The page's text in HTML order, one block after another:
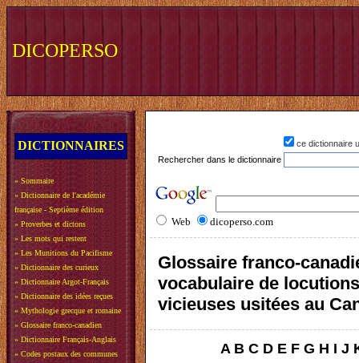
DICOPERSO
DICTIONNAIRES
» Sommaire
» Dictionnaire de l'académie
française - Septième édition
» Proverbes et dictons
» Les mots qui restent
» Les Munitions du Pacifisme
» Dictionnaire des curieux
» Dictionnaire Argot-Français
» Dictionnaire des idées reçues
» Mythologie grecque et romaine
» Glossaire franco-canadien
» Dictionnaire Français-Anglais
» Codes postaux des communes
ce dictionnaire
Rechercher dans le dictionnaire
Web dicoperso.com
Glossaire franco-
vocabulaire de locutions
vicieuses usitées au
A B C D E F G H I J